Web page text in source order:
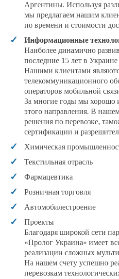
Аргентины. Используя
мы предлагаем нашим
по времени и стоимости
Информационные
Наиболее динамично
последние 15 лет в Украине
Нашими клиентами
телекоммуникационного
операторов мобильной
За многие годы мы хорошо
этого направления. В
решения по перевозке,
сертификации и
Химическая
Текстильная отрасль
Фармацевтика
Розничная торговля
Автомобилестроение
Проекты
Благодаря широкой сети
«Пролог Украина» имеет
реализации сложных
На нашем счету успешно
перевозкам